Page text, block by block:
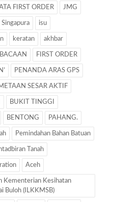
FIRST ORDER JMG
Singapura isu
keratan akhbar
FIRST ORDER
PENANDA ARAS GPS
SESAR AKTIF
BUKIT TINGGI
BENTONG PAHANG.
Pemindahan Bahan Batuan
Tanah
Aceh
Kementerian Kesihatan
Buloh (ILKKMSB)